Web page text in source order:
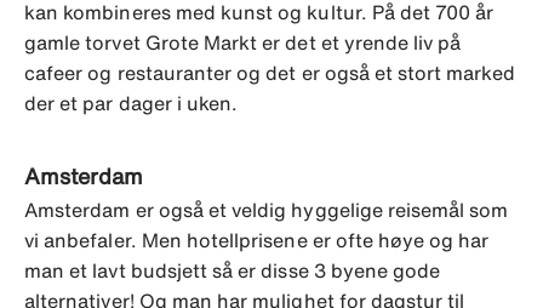
kan kombineres med kunst og kultur. På det 700 år
gamle torvet Grote Markt er det et yrende liv på
cafeer og restauranter og det er også et stort marked
der et par dager i uken.
Amsterdam
Amsterdam er også et veldig hyggelige reisemål som
vi anbefaler. Men hotellprisene er ofte høye og har
man et lavt budsjett så er disse 3 byene gode
alternativer! Og man har mulighet for dagstur til